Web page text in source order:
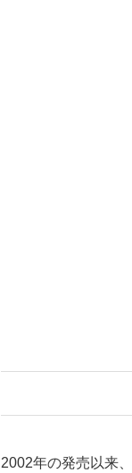
2002年の発売以来